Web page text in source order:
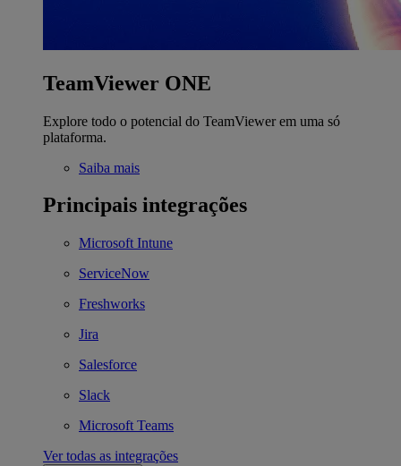
TeamViewer ONE
Explore todo o potencial do TeamViewer em uma só
plataforma.
Saiba mais
Principais integrações
Microsoft Intune
ServiceNow
Freshworks
Jira
Salesforce
Slack
Microsoft Teams
Ver todas as integrações